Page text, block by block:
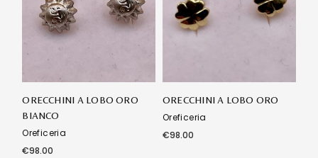
ORECCHINI A LOBO ORO
BIANCO
Oreficeria
€98.00
ORECCHINI A LOBO ORO
Oreficeria
€98.00